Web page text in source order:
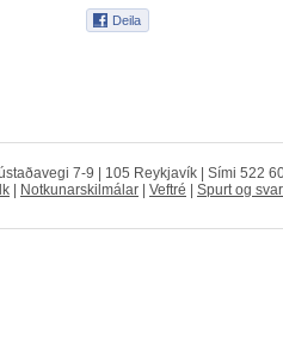
7-9 | 105 Reykjavík | Sími 522
| Notkunarskilmálar | Veftré | Spurt og